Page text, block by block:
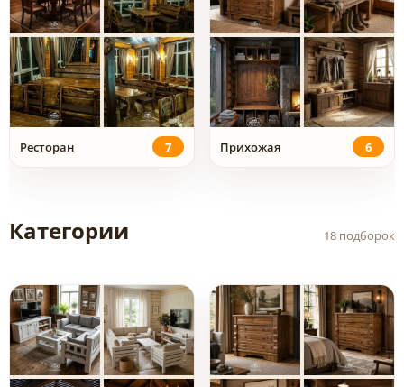
Ресторан 7 Прихожая 6
Категории 18 подборок